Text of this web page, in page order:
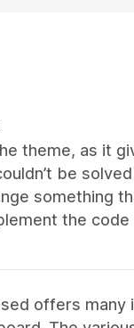
theme, as it
be
something
the
offers